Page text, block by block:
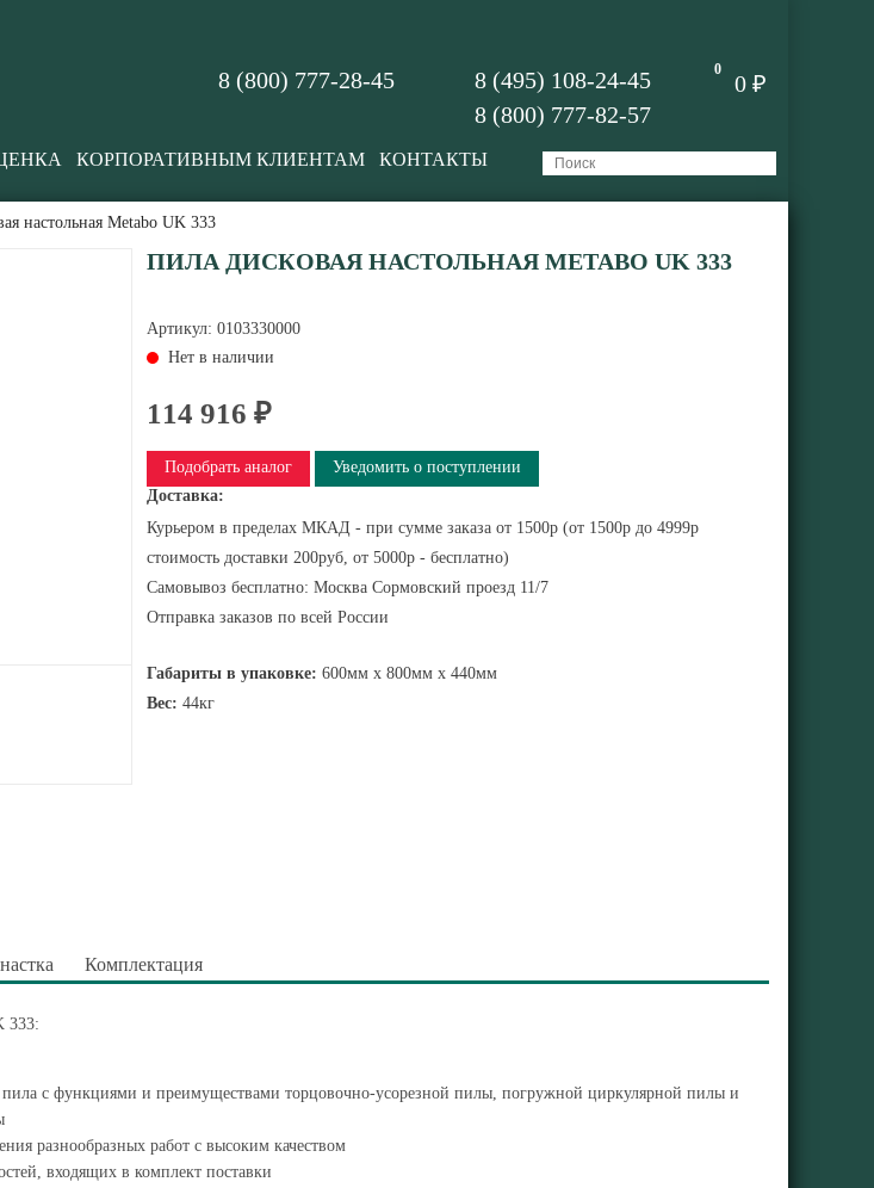
0
0 ₽
8 (495) 108-24-45
8 (800) 777-82-57
8 (800) 777-28-45
КОРПОРАТИВНЫМ КЛИЕНТАМ КОНТАКТЫ
настольная Metabo UK 333
ПИЛА ДИСКОВАЯ НАСТОЛЬНАЯ METABO UK 333
Артикул: 0103330000
Нет в наличии
114 916 ₽
Подобрать аналог
Уведомить о поступлении
Доставка:
Курьером в пределах МКАД - при сумме заказа от 1500р (от 1500р до 4999р
стоимость доставки 200руб, от 5000р - бесплатно)
Самовывоз бесплатно: Москва Сормовский проезд 11/7
Отправка заказов по всей России
Габариты в упаковке: 600мм x 800мм x 440мм
Вес: 44кг
Комплектация
333:
пила с функциями и преимуществами торцовочно-усорезной пилы, погружной циркулярной пилы и
разнообразных работ с высоким качеством
входящих в комплект поставки